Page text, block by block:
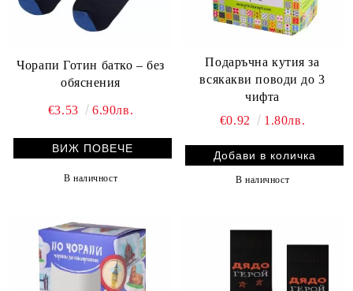
Чорапи Готин батко – без
обяснения
€3.53 6.90лв.
ВИЖ ПОВЕЧЕ
В наличност
Подаръчна кутия за
всякакви поводи до 3
чифта
€0.92
1.80лв.
В наличност